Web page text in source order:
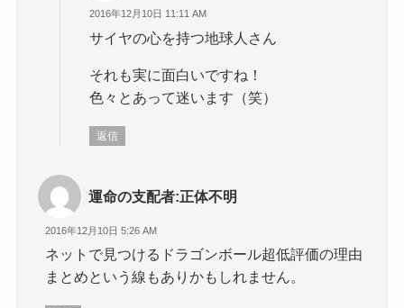
2016年12月10日 11:11 AM
サイヤの心を持つ地球人さん
それも実に面白いですね！
色々とあって迷います（笑）
返信
運命の支配者:正体不明
2016年12月10日 5:26 AM
ネットで見つけるドラゴンボール超低評価の理由
まとめという線もありかもしれません。